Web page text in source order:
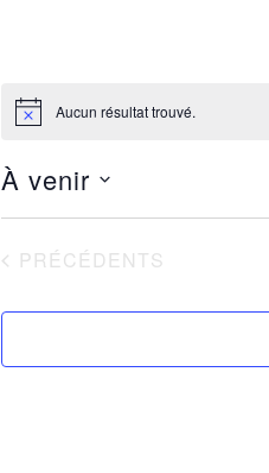
Notice Aucun résultat trouvé.
À venir
date.ÉVÈNEMENTS
PRÉCÉDENTS